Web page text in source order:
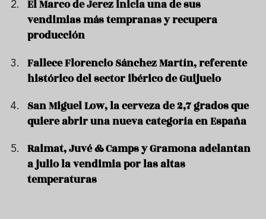
El Marco de Jerez inicia una de sus
vendimias más tempranas y recupera
producción
Fallece Florencio Sánchez Martín, referente
histórico del sector ibérico de Guijuelo
San Miguel Low, la cerveza de 2,7 grados que
quiere abrir una nueva categoría en España
Raimat, Juvé & Camps y Gramona adelantan
a julio la vendimia por las altas
temperaturas